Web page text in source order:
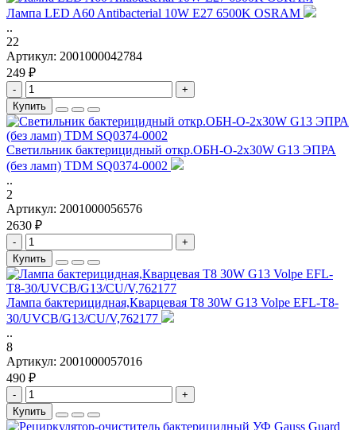
Лампа LED A60 Antibacterial 10W E27 6500K OSRAM
..
22
Артикул: 2001000042784
249 ₽
-
+
Купить
Светильник бактерицидный откр.ОБН-О-2x30W G13 ЭПРА
(без ламп) TDM SQ0374-0002
..
2
Артикул: 2001000056576
2630 ₽
-
+
Купить
Лампа бактерицидная,Кварцевая T8 30W G13 Volpe EFL-T8-
30/UVCB/G13/CU/V,762177
..
8
Артикул: 2001000057016
490 ₽
-
+
Купить